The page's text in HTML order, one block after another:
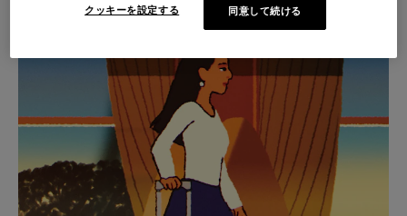
IS
PLAYED,
PLEASE
PRESS
TO
IS
MUTED,
PLEASE
PRESS
TO
厳選されたギフトセレクション
あらゆる旅に寄り添う究極の
パートナーを見つけましょう
クッキーを設定する 同意して続ける